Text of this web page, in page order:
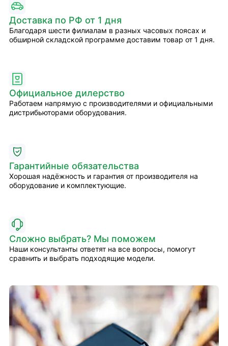
Доставка по РФ от 1 дня
Благодаря шести филиалам в разных часовых поясах и
обширной складской программе доставим товар от 1 дня.
Официальное дилерство
Работаем напрямую с производителями и официальными
дистрибьюторами оборудования.
Гарантийные обязательства
Хорошая надёжность и гарантия от производителя на
оборудование и комплектующие.
Сложно выбрать? Мы поможем
Наши консультанты ответят на все вопросы, помогут
сравнить и выбрать подходящие модели.